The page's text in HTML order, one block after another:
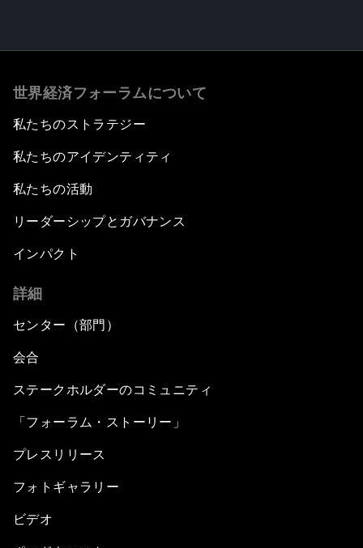
世界経済フォーラムについて
私たちのストラテジー
私たちのアイデンティティ
私たちの活動
リーダーシップとガバナンス
インパクト
詳細
センター（部門）
会合
ステークホルダーのコミュニティ
「フォーラム・ストーリー」
プレスリリース
フォトギャラリー
ビデオ